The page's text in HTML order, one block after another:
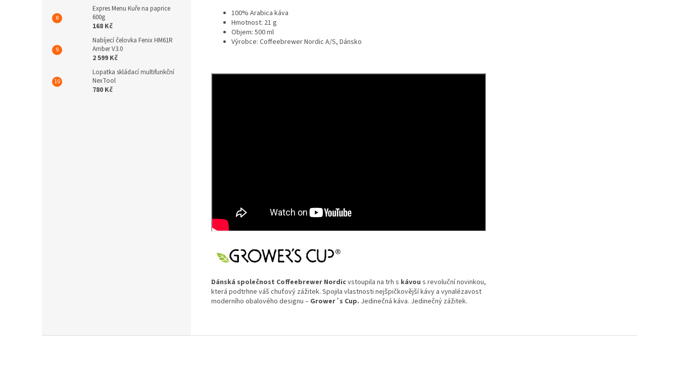
Expres Menu Kuře na paprice
600g
168 Kč
Nabíjecí čelovka Fenix HM61R
Amber V3.0
2 599 Kč
Lopatka skládací multifunkční
NexTool
780 Kč
100% Arabica káva
Hmotnost: 21 g
Objem: 500 ml
Výrobce: Coffeebrewer Nordic A/S, Dánsko
Dánská společnost Coffeebrewer Nordicvstoupila na trh s kávou s revoluční novinkou,
která podtrhne váš chuťový zážitek. Spojila vlastnosti nejšpičkovější kávy a vynalézavost
moderního obalového designu – Grower´s Cup. Jedinečná káva. Jedinečný zážitek.